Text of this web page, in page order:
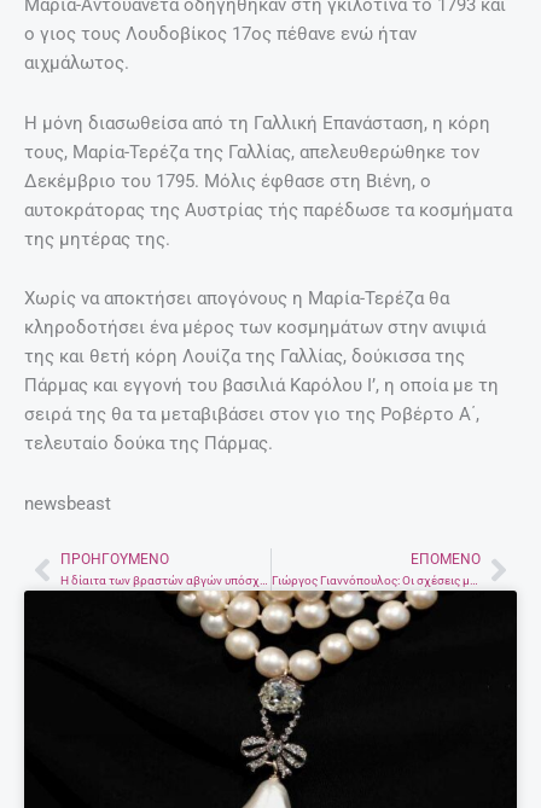
Μαρία-Αντουανέτα οδηγήθηκαν στη γκιλοτίνα το 1793 και
ο γιος τους Λουδοβίκος 17ος πέθανε ενώ ήταν
αιχμάλωτος.
Η μόνη διασωθείσα από τη Γαλλική Επανάσταση, η κόρη
τους, Μαρία-Τερέζα της Γαλλίας, απελευθερώθηκε τον
Δεκέμβριο του 1795. Μόλις έφθασε στη Βιένη, ο
αυτοκράτορας της Αυστρίας τής παρέδωσε τα κοσμήματα
της μητέρας της.
Χωρίς να αποκτήσει απογόνους η Μαρία-Τερέζα θα
κληροδοτήσει ένα μέρος των κοσμημάτων στην ανιψιά
της και θετή κόρη Λουίζα της Γαλλίας, δούκισσα της
Πάρμας και εγγονή του βασιλιά Καρόλου Ι’, η οποία με τη
σειρά της θα τα μεταβιβάσει στον γιο της Ροβέρτο Α΄,
τελευταίο δούκα της Πάρμας.
newsbeast
PrevΠΡΟΗΓΟΎΜΕΝΟ ΕΠΌΜΕΝΟ